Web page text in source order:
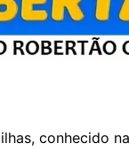
conhecido